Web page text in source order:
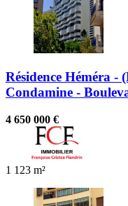
Résidence Héméra
Condamine -
4 650 000 €
1 123 m²